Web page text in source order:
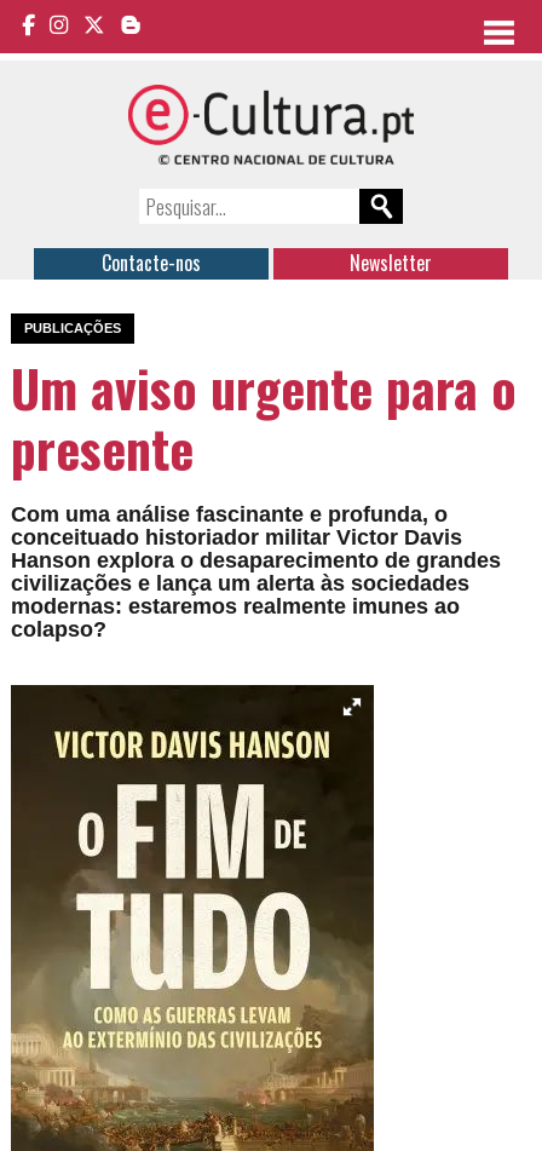
Contacte-nos Newsletter
PUBLICAÇÕES
Um aviso urgente para o
presente
Com uma análise fascinante e profunda, o
conceituado historiador militar Victor Davis
Hanson explora o desaparecimento de grandes
civilizações e lança um alerta às sociedades
modernas: estaremos realmente imunes ao
colapso?